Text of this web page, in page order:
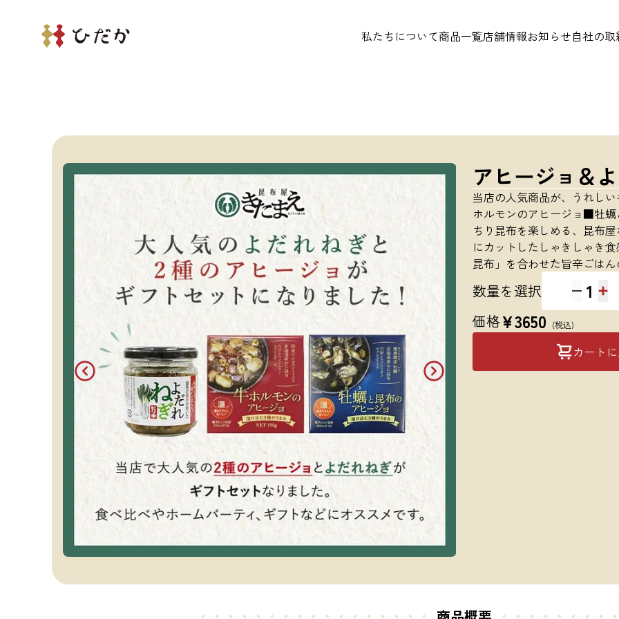
私たちについて商品一覧店舗情報お知らせ自社の取
アヒージョ＆
当店の人気商品が、うれし
ホルモンのアヒージョ■牡
ちり昆布を楽しめる、昆布
にカットしたしゃきしゃき
昆布」を合わせた旨辛ごはん
数量を選択 1
価格¥3650 (税込)
カート